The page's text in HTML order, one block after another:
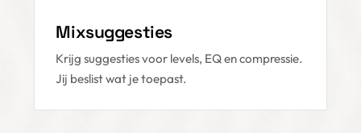
Mixsuggesties
Krijg suggesties voor levels, EQ en compressie.
Jij beslist wat je toepast.